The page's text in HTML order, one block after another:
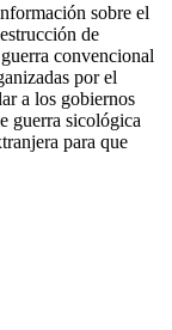
sobre el
de
convencional
por el
a los gobiernos
guerra sicológica
para que